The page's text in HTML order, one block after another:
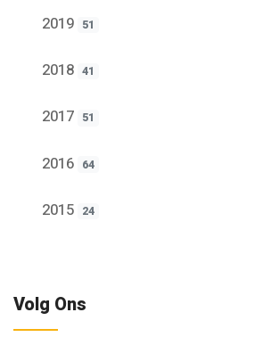
2019 51
2018 41
2017 51
2016 64
2015 24
Volg Ons